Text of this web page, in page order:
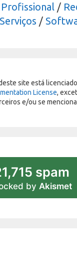
Profissional /
Serviços /
site está
License,
e/ou se
spam
by Akismet